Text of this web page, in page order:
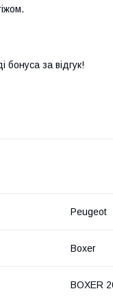
бонуса за відгук!
Peugeot
Boxer
BOXER